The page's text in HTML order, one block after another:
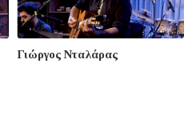
Γιώργος Νταλάρας